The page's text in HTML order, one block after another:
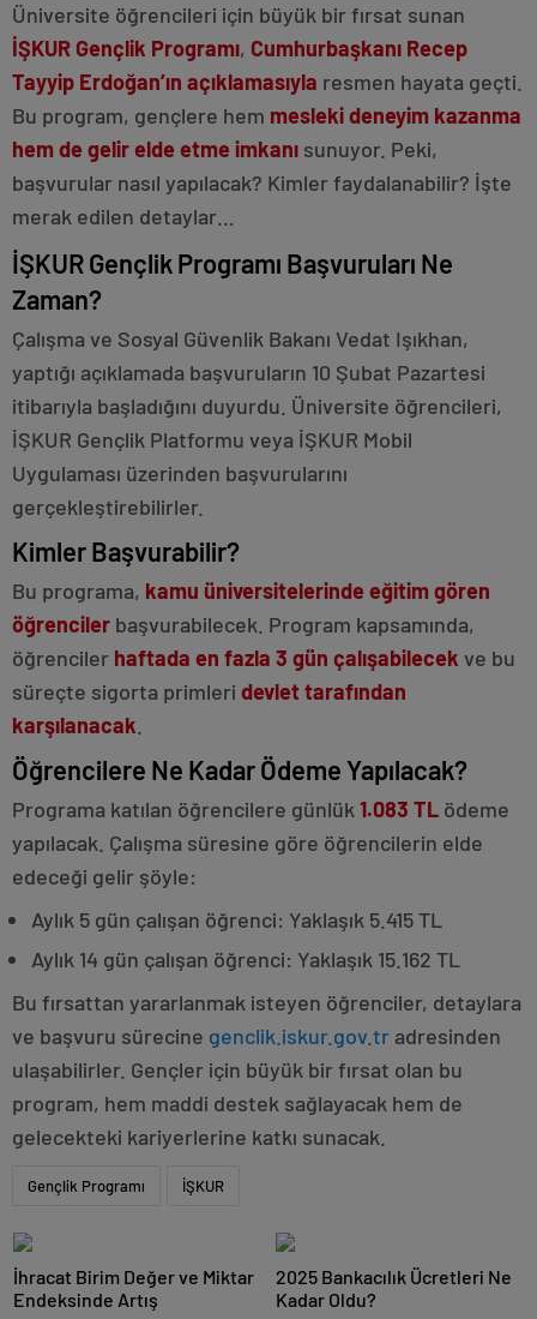
Üniversite öğrencileri için büyük bir fırsat sunan
İŞKUR Gençlik Programı, Cumhurbaşkanı Recep
Tayyip Erdoğan’ın açıklamasıyla resmen hayata geçti.
Bu program, gençlere hem mesleki deneyim kazanma
hem de gelir elde etme imkanı sunuyor. Peki,
başvurular nasıl yapılacak? Kimler faydalanabilir? İşte
merak edilen detaylar…
ankara
escort
İŞKUR Gençlik Programı Başvuruları Ne
Zaman?
Çalışma ve Sosyal Güvenlik Bakanı Vedat Işıkhan,
yaptığı açıklamada başvuruların 10 Şubat Pazartesi
itibarıyla başladığını duyurdu. Üniversite öğrencileri,
İŞKUR Gençlik Platformu veya İŞKUR Mobil
Uygulaması üzerinden başvurularını
gerçekleştirebilirler.
Kimler Başvurabilir?
Bu programa, kamu üniversitelerinde eğitim gören
öğrenciler başvurabilecek. Program kapsamında,
öğrenciler haftada en fazla 3 gün çalışabilecek ve bu
süreçte sigorta primleri devlet tarafından
karşılanacak
Öğrencilere Ne Kadar Ödeme Yapılacak?
Programa katılan öğrencilere günlük 1.083 TL ödeme
yapılacak. Çalışma süresine göre öğrencilerin elde
edeceği gelir şöyle:
Aylık 5 gün çalışan öğrenci: Yaklaşık 5.415 TL
Aylık 14 gün çalışan öğrenci: Yaklaşık 15.162 TL
Bu fırsattan yararlanmak isteyen öğrenciler, detaylara
ve başvuru sürecine genclik.iskur.gov.tr adresinden
ulaşabilirler. Gençler için büyük bir fırsat olan bu
program, hem maddi destek sağlayacak hem de
gelecekteki kariyerlerine katkı sunacak.
Gençlik Programı İŞKUR
İhracat Birim Değer ve Miktar
Endeksinde Artış
2025 Bankacılık Ücretleri Ne
Kadar Oldu?